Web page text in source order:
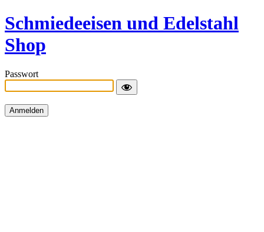
Schmiedeeisen und Edelstahl
Shop
Passwort